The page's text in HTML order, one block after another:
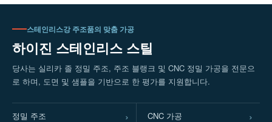
스테인리스강 주조품의 맞춤 가공
하이진 스테인리스 스틸
당사는 실리카 졸 정밀 주조, 주조 블랭크 및 CNC 정밀 가공을 전문으
로 하며, 도면 및 샘플을 기반으로 한 평가를 지원합니다.
정밀 주조 CNC 가공